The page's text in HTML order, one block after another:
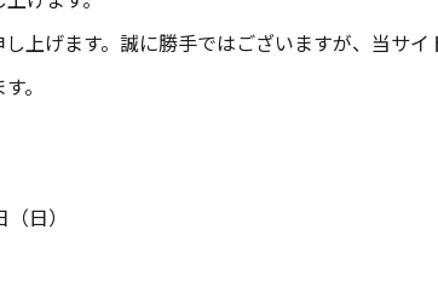
上げます。誠に勝手ではございますが、当サ
。
日）